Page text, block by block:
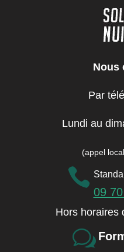
Nous
Par
Lundi au
(appel

09
Hors horaires
w